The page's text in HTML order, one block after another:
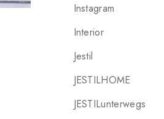
Instagram
Interior
Jestil
JESTILHOME
JESTILunterwegs